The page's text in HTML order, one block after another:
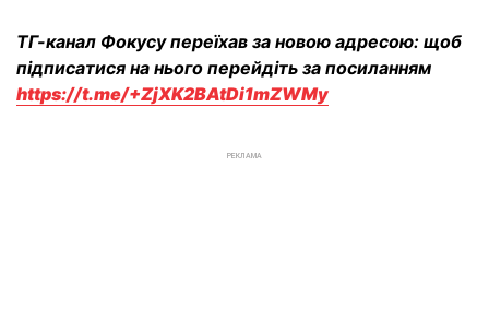
ТГ-канал Фокусу переїхав за новою адресою: щоб
підписатися на нього перейдіть за посиланням
https://t.me/+ZjXK2BAtDi1mZWMy
РЕКЛАМА